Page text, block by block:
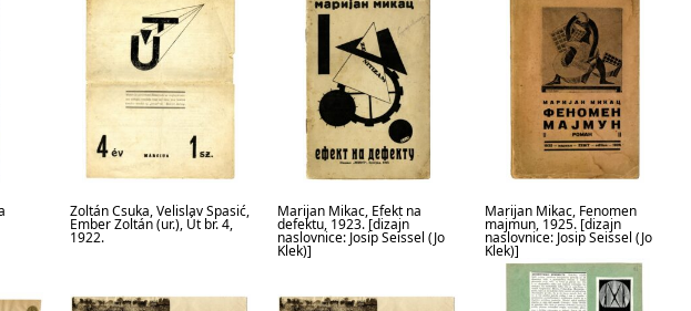
Zoltán Csuka, Velislav Spasić,
Ember Zoltán (ur.), Út br. 4,
1922.
Marijan Mikac, Efekt na
defektu, 1923. [dizajn
naslovnice: Josip Seissel (Jo
Klek)]
Marijan Mikac, Fenomen
majmun, 1925. [dizajn
naslovnice: Josip Seissel (Jo
Klek)]